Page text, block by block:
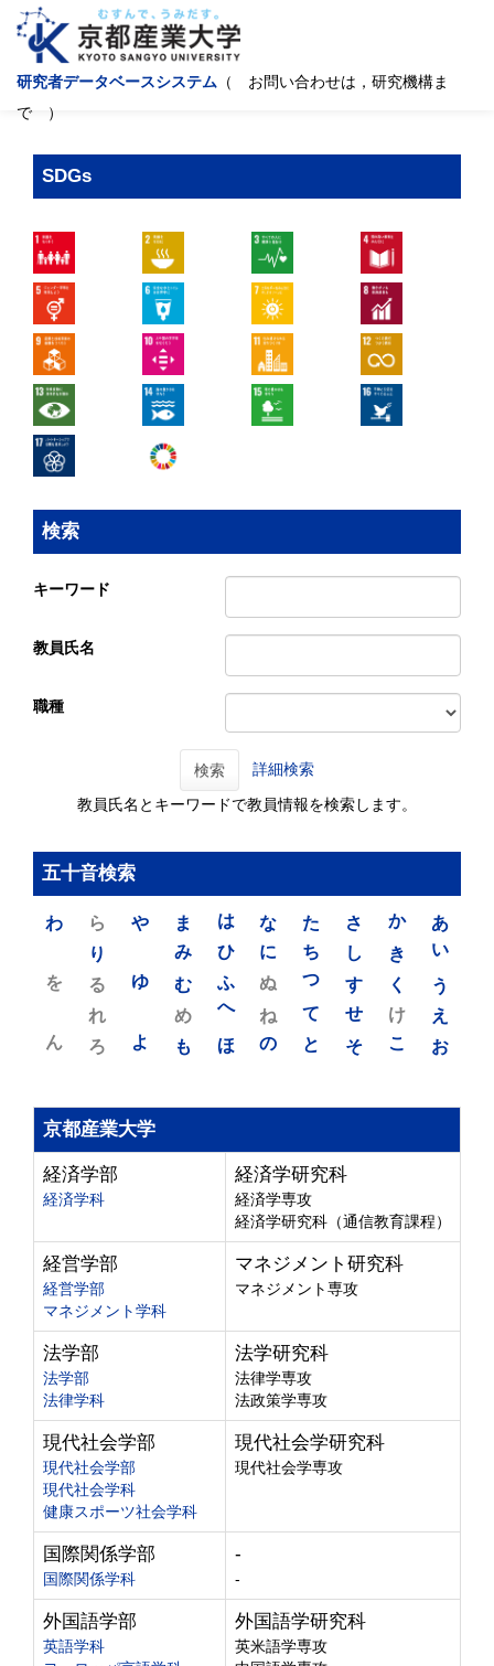
研究者データベースシステム （ お問い合わせは，研究機構ま
で ）
SDGs
検索
キーワード
教員氏名
職種
検索 詳細検索
教員氏名とキーワードで教員情報を検索します。
五十音検索
あ
い
う
え
お
か
き
く
け
こ
さ
し
す
せ
そ
た
ち
つ
て
と
な
に
ぬ
ね
の
は
ひ
ふ
へ
ほ
ま
み
む
め
も
や
ゆ
よ
ら
り
る
れ
ろ
わ
を
ん
京都産業大学
経済学部
経済学科
経済学研究科
経済学専攻
経済学研究科（通信教育課程）
経営学部
経営学部
マネジメント学科
マネジメント研究科
マネジメント専攻
法学部
法学部
法律学科
法学研究科
法律学専攻
法政策学専攻
現代社会学部
現代社会学部
現代社会学科
健康スポーツ社会学科
現代社会学研究科
現代社会学専攻
国際関係学部
国際関係学科
-
-
外国語学部
英語学科
外国語学研究科
英米語学専攻